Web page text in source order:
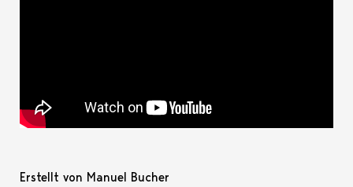
Erstellt von Manuel Bucher